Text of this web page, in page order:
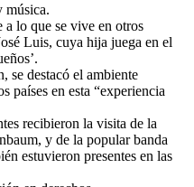
música.
a lo que se vive en otros
Luis, cuya hija juega en el
se destacó el ambiente
países en esta “experiencia
recibieron la visita de la
y de la popular banda
estuvieron presentes en las